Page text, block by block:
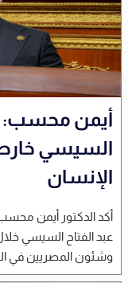
أيمن محسب:
السيسي
الإنسان
أكد الدكتور أيمن
عبد الفتاح السيسي
وشئون المصريين في